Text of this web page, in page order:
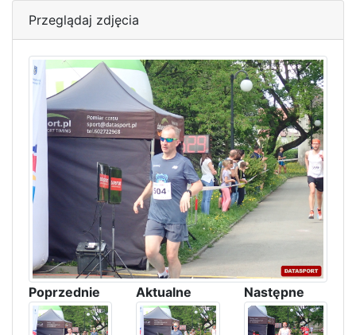
Przeglądaj zdjęcia
Poprzednie Aktualne Następne